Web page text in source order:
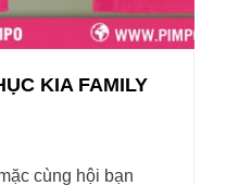
KIA FAMILY
cùng hội bạn